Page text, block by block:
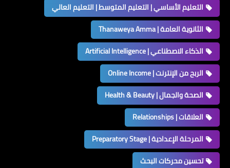
التعليم الأساسي | التعليم المتوسط | التعليم العالي
الثانوية العامة | Thanaweya Amma
الذكاء الاصطناعي | Artificial Intelligence
الربح من الإنترنت | Online Income
الصحة والجمال | Health & Beauty
العلاقات | Relationships
المرحلة الإعدادية | Preparatory Stage
تحسين محركات البحث